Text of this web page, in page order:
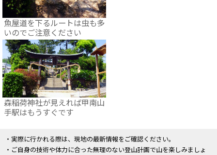
魚屋道を下るルートは虫も多
いのでご注意ください
森稲荷神社が見えれば甲南山
手駅はもうすぐです
・実際に行かれる際は、現地の最新情報をご確認ください。
・ご自身の技術や体力に合った無理のない登山計画で山を楽しみましょ